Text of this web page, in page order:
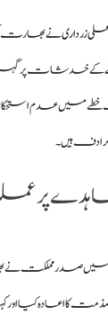
زردارینے بھارت
کرنے کے خدشات پر
میں عدم استحکام
ہیں۔
پر
میں صدر
کا اعادہ کیا اور